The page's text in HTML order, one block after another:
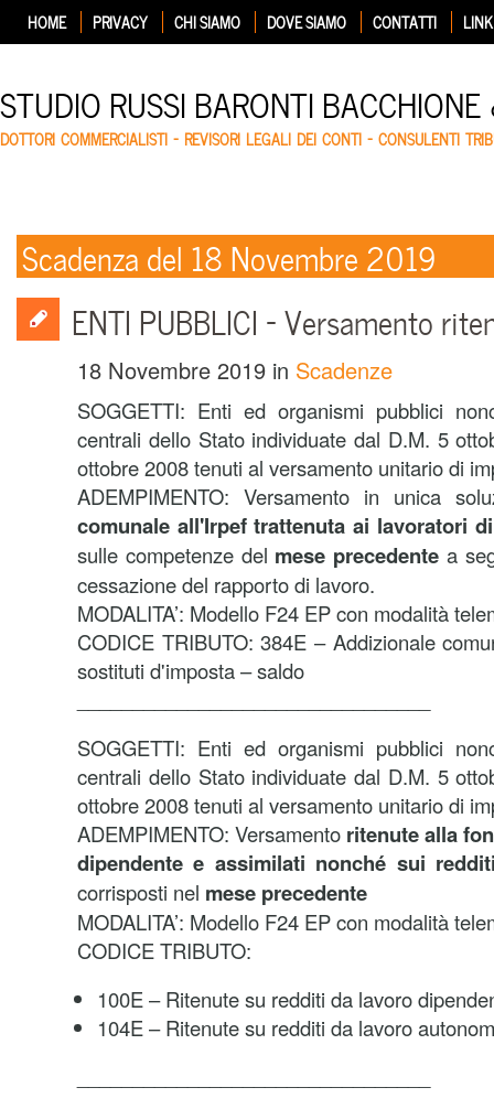
HOME PRIVACY CHI SIAMO DOVE SIAMO CONTATTI LINK
STUDIO RUSSI BARONTI
DOTTORI COMMERCIALISTI – REVISORI LEGALI DEI CONTI – CONSULENTI
Scadenza del 18 Novembre 2019
ENTI PUBBLICI – Versamento
18 Novembre 2019 in Scadenze
SOGGETTI: Enti ed organismi pubblici
centrali dello Stato individuate dal D.M. 5
ottobre 2008 tenuti al versamento unitario di
ADEMPIMENTO: Versamento in unica
comunale all'Irpef trattenuta ai lavoratori
sulle competenze del mese precedente a
cessazione del rapporto di lavoro.
MODALITA’: Modello F24 EP con modalità
CODICE TRIBUTO: 384E – Addizionale
sostituti d'imposta – saldo
SOGGETTI: Enti ed organismi pubblici
centrali dello Stato individuate dal D.M. 5
ottobre 2008 tenuti al versamento unitario di
ADEMPIMENTO: Versamento ritenute alla
dipendente e assimilati nonché sui
corrisposti nel mese precedente
MODALITA’: Modello F24 EP con modalità
CODICE TRIBUTO:
100E – Ritenute su redditi da lavoro
104E – Ritenute su redditi da lavoro